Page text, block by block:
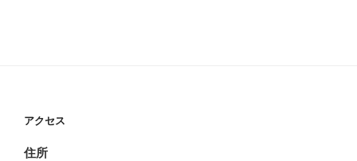
アクセス
住所